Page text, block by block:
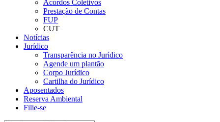
Acordos Coletivos
Prestação de Contas
FUP
CUT
Notícias
Jurídico
Transparência no Jurídico
Agende um plantão
Corpo Jurídico
Cartilha do Jurídico
Aposentados
Reserva Ambiental
Filie-se